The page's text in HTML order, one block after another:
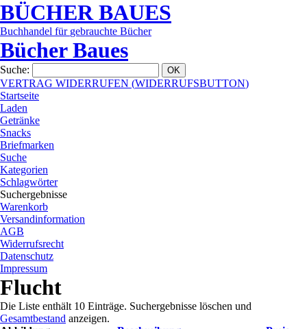
BÜCHER BAUES
Buchhandel für gebrauchte Bücher
Bücher Baues
Suche:
VERTRAG WIDERRUFEN (WIDERRUFSBUTTON)
Startseite
Laden
Getränke
Snacks
Briefmarken
Suche
Kategorien
Schlagwörter
Suchergebnisse
Warenkorb
Versandinformation
AGB
Widerrufsrecht
Datenschutz
Impressum
Flucht
Die Liste enthält 10 Einträge. Suchergebnisse löschen und
Gesamtbestand anzeigen.